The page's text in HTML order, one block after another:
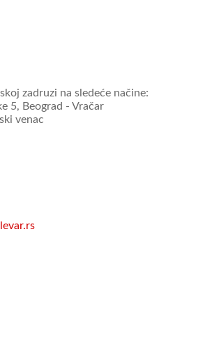
zadruzi na sledeće načine:
5, Beograd - Vračar
venac